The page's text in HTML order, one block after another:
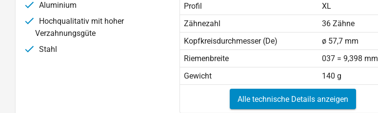
Aluminium
Hochqualitativ mit hoher
Verzahnungsgüte
Stahl
Profil
XL
Zähnezahl
36 Zähne
Kopfkreisdurchmesser (De)
ø 57,7 mm
Riemenbreite
037 = 9,398 mm
Gewicht
140 g
Alle technische Details anzeigen